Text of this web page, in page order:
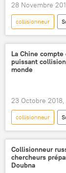
Sciences et tech
28 Novembre
collisionneur
Russie
Université
projet
La Chine
puissant
monde
23 Octobre 2018,
collisionneur
International
chercheurs
Collisionneur
chercheurs
Doubna